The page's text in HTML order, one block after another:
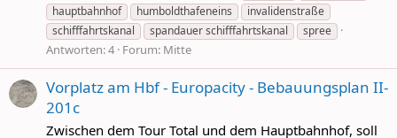
hauptbahnhof
humboldthafeneins
invalidenstraße
schifffahrtskanal
spandauer schifffahrtskanal spree
Antworten: 4 Forum: Mitte
Vorplatz am Hbf - Europacity - Bebauungsplan II-
201c
Zwischen dem Tour Total und dem Hauptbahnhof, soll